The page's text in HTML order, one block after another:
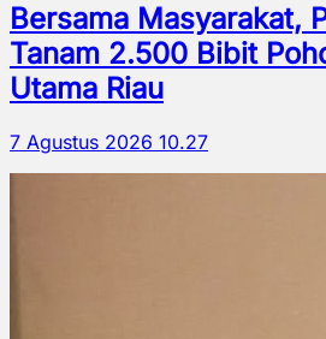
Bersama Masyarakat,
Tanam 2.500 Bibit
Utama Riau
7 Agustus 2026 10.27